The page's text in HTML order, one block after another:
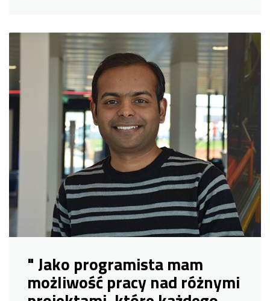
" Jako programista mam
możliwość pracy nad różnymi